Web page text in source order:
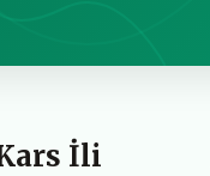
İli